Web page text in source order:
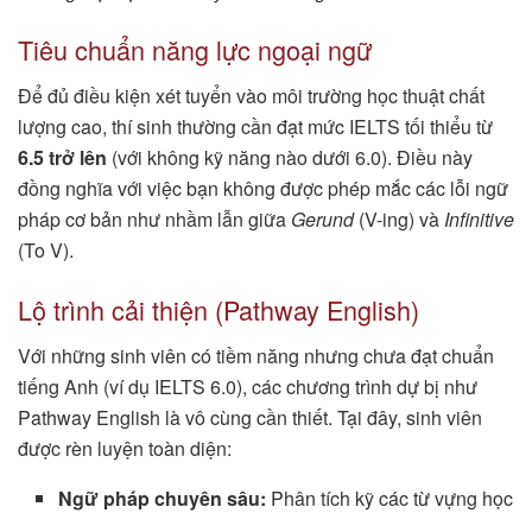
Tiêu chuẩn năng lực ngoại ngữ
Để đủ điều kiện xét tuyển vào môi trường học thuật chất
lượng cao, thí sinh thường cần đạt mức IELTS tối thiểu từ
6.5 trở lên (với không kỹ năng nào dưới 6.0). Điều này
đồng nghĩa với việc bạn không được phép mắc các lỗi ngữ
pháp cơ bản như nhầm lẫn giữa Gerund(V-ing) và Infinitive
(To V).
Lộ trình cải thiện (Pathway English)
Với những sinh viên có tiềm năng nhưng chưa đạt chuẩn
tiếng Anh (ví dụ IELTS 6.0), các chương trình dự bị như
Pathway English là vô cùng cần thiết. Tại đây, sinh viên
được rèn luyện toàn diện:
Ngữ pháp chuyên sâu: Phân tích kỹ các từ vựng học